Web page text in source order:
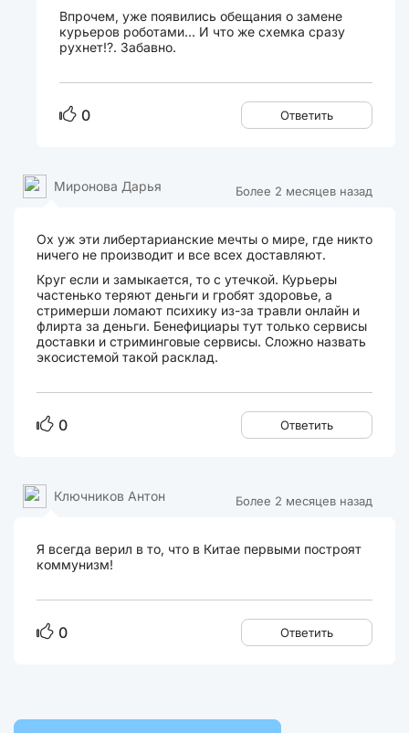
Впрочем, уже появились обещания о замене
курьеров роботами... И что же схемка сразу
рухнет!?. Забавно.
0 Ответить
Более 2 месяцев назад
Миронова Дарья
Ох уж эти либертарианские мечты о мире, где никто
ничего не производит и все всех доставляют.
Круг если и замыкается, то с утечкой. Курьеры
частенько теряют деньги и гробят здоровье, а
стримерши ломают психику из-за травли онлайн и
флирта за деньги. Бенефициары тут только сервисы
доставки и стриминговые сервисы. Сложно назвать
экосистемой такой расклад.
0 Ответить
Более 2 месяцев назад
Ключников Антон
Я всегда верил в то, что в Китае первыми построят
коммунизм!
0 Ответить